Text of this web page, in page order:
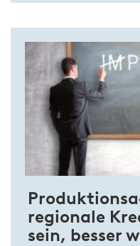
regionale
sein, besser